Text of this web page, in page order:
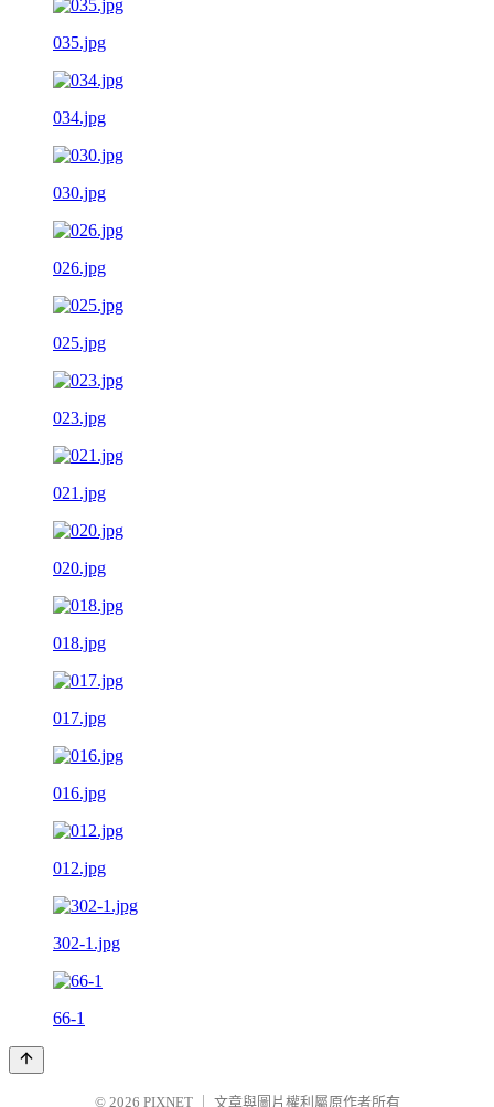
035.jpg
034.jpg
030.jpg
026.jpg
025.jpg
023.jpg
021.jpg
020.jpg
018.jpg
017.jpg
016.jpg
012.jpg
302-1.jpg
66-1
© 2026 PIXNET 文章與圖片權利屬原作者所有